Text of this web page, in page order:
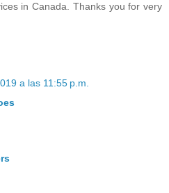
in Canada. Thanks you for very
a las 11:55 p.m.